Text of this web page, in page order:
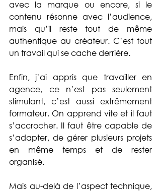
avec la marque ou encore, si le
contenu résonne avec l’audience,
mais qu’il reste tout de même
authentique au créateur. C’est tout
un travail qui se cache derrière.
Enfin, j’ai appris que travailler en
agence, ce n’est pas seulement
stimulant, c’est aussi extrêmement
formateur. On apprend vite et il faut
s’accrocher. Il faut être capable de
s’adapter, de gérer plusieurs projets
en même temps et de rester
organisé.
Mais au-delà de l’aspect technique,